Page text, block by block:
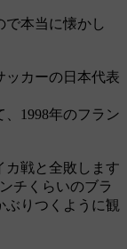
で本当に懐かし
ッカーの日本代表
1998年のフラン
カ戦と全敗します
チくらいのブラ
ぶりつくように観